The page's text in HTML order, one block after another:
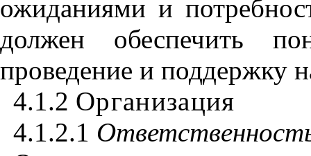
ожиданиями и
должен обеспечить
проведение и поддержку
4.1.2 Организация
4.1.2.1